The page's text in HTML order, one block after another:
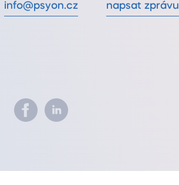
info@psyon.cz napsat zprávu